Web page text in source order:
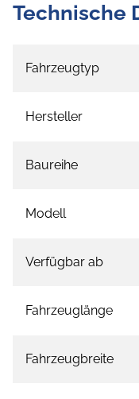
Technische
Fahrzeugtyp
Hersteller
Baureihe
Modell
Verfügbar ab
Fahrzeuglänge
Fahrzeugbreite